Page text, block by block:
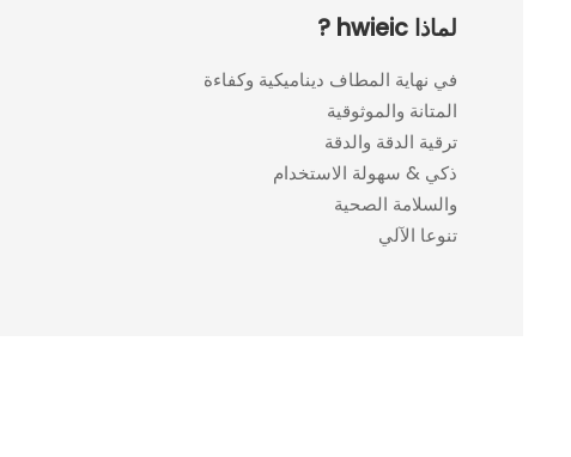
لماذا hwieic ?
في نهاية المطاف ديناميكية وكفاءة
المتانة والموثوقية
ترقية الدقة والدقة
ذكي & سهولة الاستخدام
والسلامة الصحية
تنوعا الآلي